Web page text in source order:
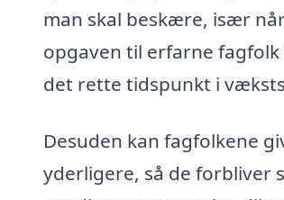
man skal beskære, især
opgaven til erfarne
det rette tidspunkt i
Desuden kan fagfolkene
yderligere, så de forbliver